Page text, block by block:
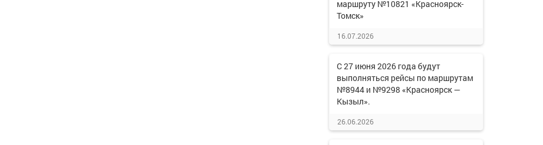
маршруту №10821 «Красноярск-
Томск»
16.07.2026
С 27 июня 2026 года будут
выполняться рейсы по маршрутам
№8944 и №9298 «Красноярск —
Кызыл».
26.06.2026